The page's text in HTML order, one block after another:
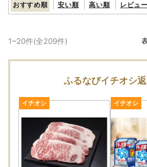
おすすめ順 安い順 高い順 レビュ
1~20件(全209件)
ふるなびイチオシ